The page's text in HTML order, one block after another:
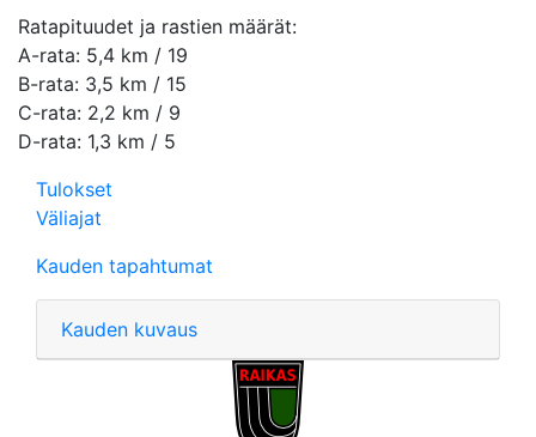
Ratapituudet ja rastien määrät:
A-rata: 5,4 km / 19
B-rata: 3,5 km / 15
C-rata: 2,2 km / 9
D-rata: 1,3 km / 5
Tulokset
Väliajat
Kauden tapahtumat
Kauden kuvaus